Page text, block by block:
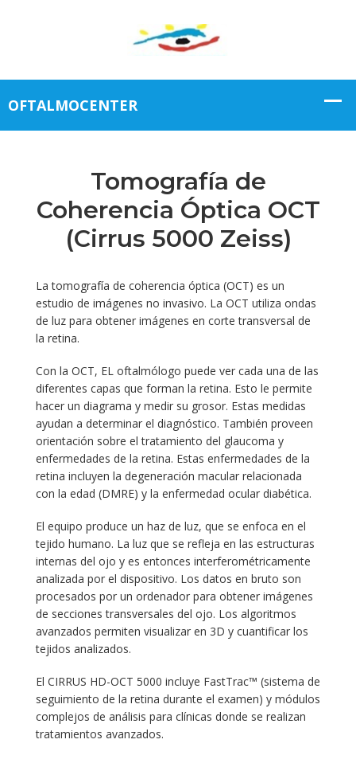
Tomografía de
Coherencia Óptica OCT
(Cirrus 5000 Zeiss)
La tomografía de coherencia óptica (OCT) es un
estudio de imágenes no invasivo. La OCT utiliza ondas
de luz para obtener imágenes en corte transversal de
la retina.
Con la OCT, EL oftalmólogo puede ver cada una de las
diferentes capas que forman la retina. Esto le permite
hacer un diagrama y medir su grosor. Estas medidas
ayudan a determinar el diagnóstico. También proveen
orientación sobre el tratamiento del glaucoma y
enfermedades de la retina. Estas enfermedades de la
retina incluyen la degeneración macular relacionada
con la edad (DMRE) y la enfermedad ocular diabética.
El equipo produce un haz de luz, que se enfoca en el
tejido humano. La luz que se refleja en las estructuras
internas del ojo y es entonces interferométricamente
analizada por el dispositivo. Los datos en bruto son
procesados por un ordenador para obtener imágenes
de secciones transversales del ojo. Los algoritmos
avanzados permiten visualizar en 3D y cuantificar los
tejidos analizados.
El CIRRUS HD-OCT 5000 incluye FastTrac™ (sistema de
seguimiento de la retina durante el examen) y módulos
complejos de análisis para clínicas donde se realizan
tratamientos avanzados.